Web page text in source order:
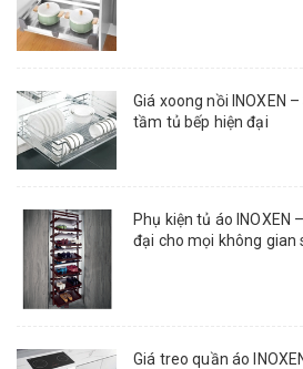
Giá xoong nồi INOXEN
tầm tủ bếp hiện đại
Phụ kiện tủ áo INOXEN
đại cho mọi không gian
Giá treo quần áo